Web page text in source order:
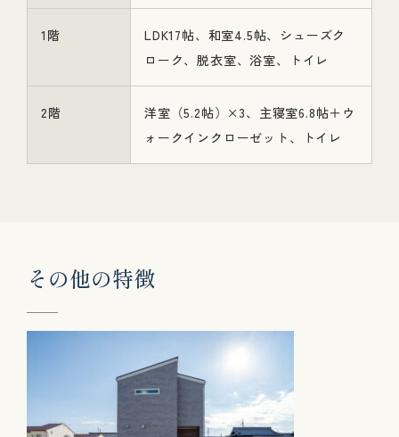
1階
LDK17帖、和室4.5帖、シューズク
ローク、脱衣室、浴室、トイレ
2階
洋室（5.2帖）×3、主寝室6.8帖＋ウ
ォークインクローゼット、トイレ
その他の特徴